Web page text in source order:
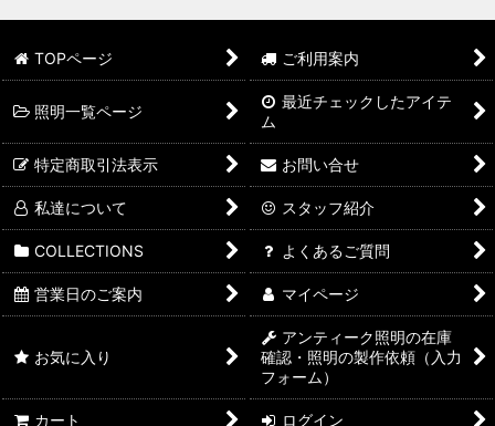
TOPページ ご利用案内
照明一覧ページ
最近チェックしたアイテ
ム
特定商取引法表示 お問い合せ
私達について スタッフ紹介
COLLECTIONS よくあるご質問
営業日のご案内 マイページ
お気に入り
アンティーク照明の在庫
確認・照明の製作依頼（入力
フォーム）
カート ログイン